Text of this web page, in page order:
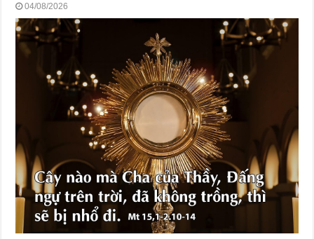
04/08/2026